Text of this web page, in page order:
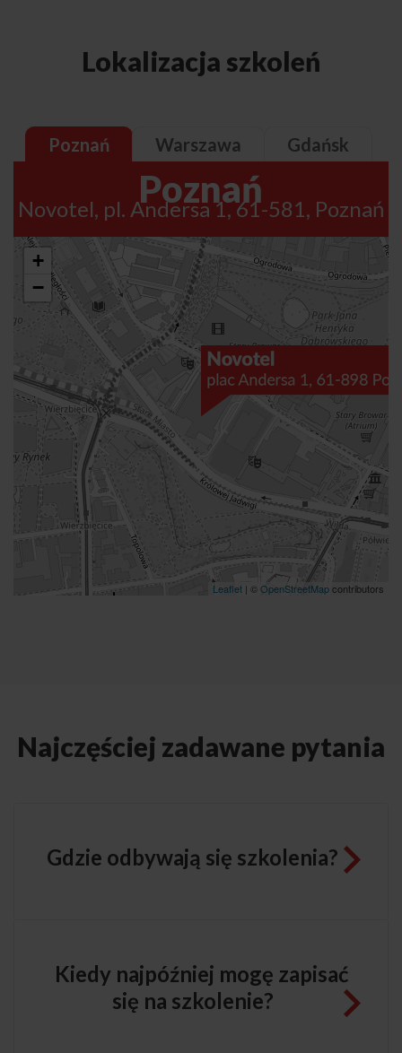
Lokalizacja szkoleń
Poznań Warszawa Gdańsk
Poznań
Novotel, pl. Andersa 1, 61-581, Poznań
+
−
Leaflet | ©OpenStreetMapcontributors
Najczęściej zadawane pytania
Gdzie odbywają się szkolenia?
Kiedy najpóźniej mogę zapisać
się na szkolenie?